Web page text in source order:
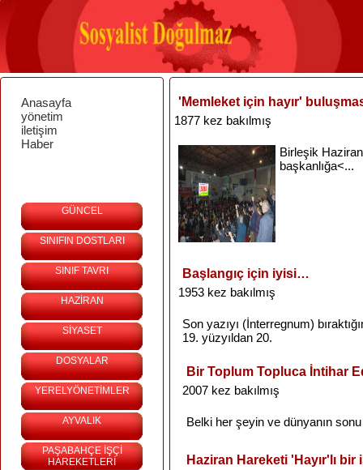
Anasayfa
yönetim
iletişim
Haber
GÜNCEL
SINIFIN DOSTLARI
SINIF TAVRI
HAZİRAN
SİYASET
DOSYALAR
YERELYÖNETİMLER
AYVALIK
PAŞABAHÇE İŞÇİ
HAREKETLERİ
'Memleket için hayır'
1877 kez bakılmış
Birleşik Haziran
başkanlığa<...
Başlangıç için iyisi…
1953 kez bakılmış
Son yazıyı (İnterregnum)
19. yüzyıldan 20.
Bir Toplum Topluca İntihar
2007 kez bakılmış
Belki her şeyin ve dünyanın sonu
Haziran Hareketi 'Hayır'lı bir